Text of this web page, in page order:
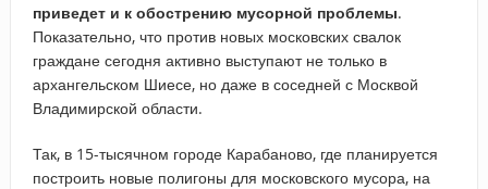
приведет и к обострению мусорной проблемы.
Показательно, что против новых московских свалок
граждане сегодня активно выступают не только в
архангельском Шиесе, но даже в соседней с Москвой
Владимирской области.
Так, в 15-тысячном городе Карабаново, где планируется
построить новые полигоны для московского мусора, на